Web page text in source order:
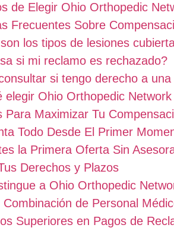
de Elegir Ohio Orthopedic
Frecuentes Sobre
los tipos de lesiones
si mi reclamo es rechazado?
si tengo derecho a
elegir Ohio Orthopedic
Para Maximizar Tu
Todo Desde El Primer
la Primera Oferta Sin
Derechos y Plazos
a Ohio Orthopedic
de Personal
Superiores en Pagos de